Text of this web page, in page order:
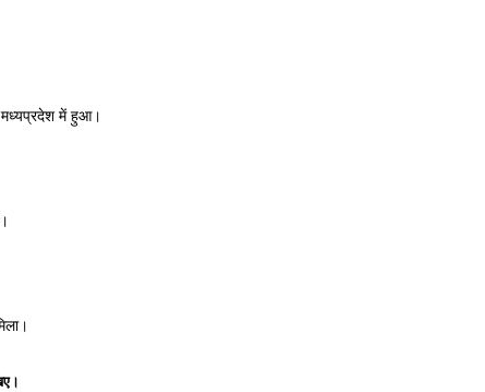
में हुआ।